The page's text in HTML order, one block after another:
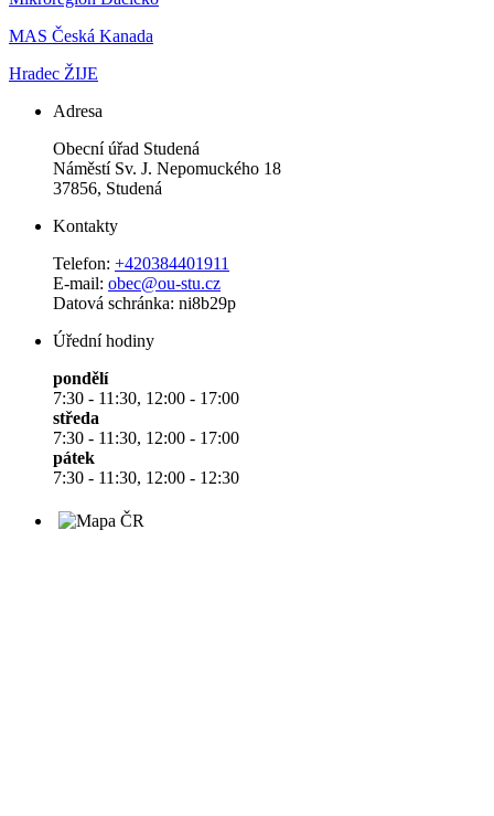
MAS Česká Kanada
Hradec ŽIJE
Adresa
Obecní úřad Studená
Náměstí Sv. J. Nepomuckého 18
37856, Studená
Kontakty
Telefon: +420384401911
E-mail: obec@ou-stu.cz
Datová schránka: ni8b29p
Úřední hodiny
pondělí
7:30 - 11:30, 12:00 - 17:00
středa
7:30 - 11:30, 12:00 - 17:00
pátek
7:30 - 11:30, 12:00 - 12:30